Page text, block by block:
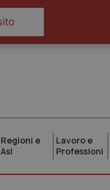
Regioni e
Asl
Lavoro e
Professioni